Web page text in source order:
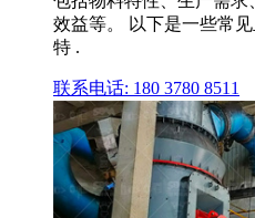
效益等。 以下是一些常
特 .
联系电话: 180 3780 8511